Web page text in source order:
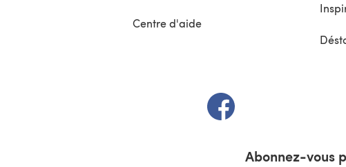
Centre d'aide
(s'ouvre dans un nouvel
Abonnez-vous